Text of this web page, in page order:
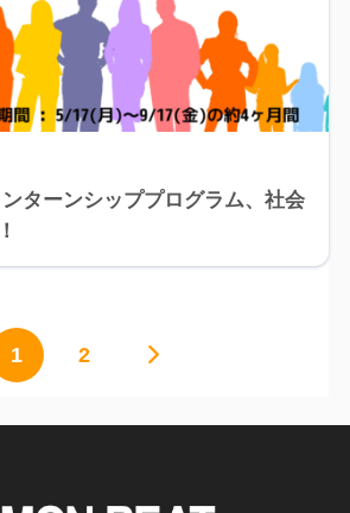
ンターンシッププログラム、社会
1 2